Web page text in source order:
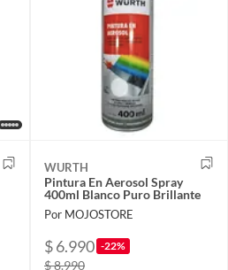
WURTH
Pintura En Aerosol Spray
400ml Blanco Puro Brillante
Por MOJOSTORE
$ 6.990 -22%
$ 8.990